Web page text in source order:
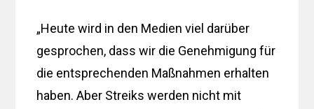
„Heute wird in den Medien viel darüber
gesprochen, dass wir die Genehmigung für
die entsprechenden Maßnahmen erhalten
haben. Aber Streiks werden nicht mit